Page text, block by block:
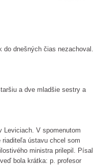
do dnešných čias nezachoval.
a dve mladšie sestry a
Leviciach. V spomenutom
riaditeľa ústavu chcel som
ministra prilepil. Písal
bola krátka: p. profesor